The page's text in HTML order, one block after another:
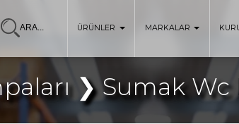
ÜRÜNLER MARKALAR
❯ Sumak Wc